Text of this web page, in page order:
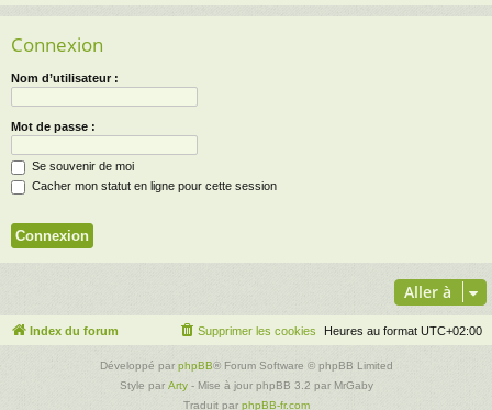
Connexion
Nom d’utilisateur :
Mot de passe :
Se souvenir de moi
Cacher mon statut en ligne pour cette session
Aller à
Index du forum Heures au format UTC+02:00
Supprimer les cookies
Développé par phpBB® Forum Software © phpBB Limited
Style par Arty- Mise à jour phpBB 3.2 par MrGaby
Traduit par phpBB-fr.com